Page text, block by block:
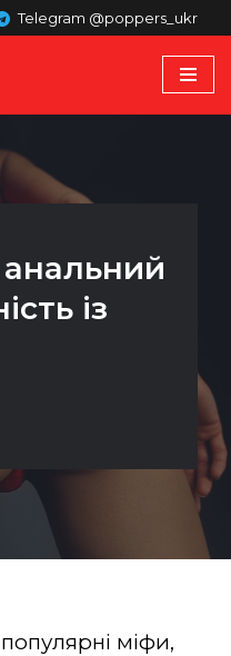
Telegram @poppers_ukr
із
міфи,